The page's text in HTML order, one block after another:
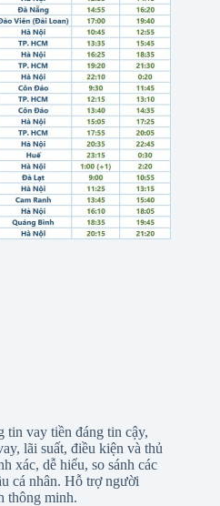
tin vay tiền đáng tin cậy,
lãi suất, điều kiện và thủ
xác, dễ hiểu, so sánh các
cá nhân. Hỗ trợ người
thông minh.